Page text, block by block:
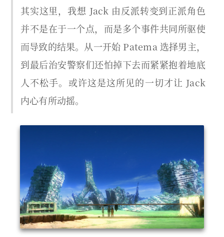
其实这里，我想 Jack 由反派转变到正派角色
并不是在于一个点，而是多个事件共同所驱使
而导致的结果。从一开始 Patema 选择男主，
到最后治安警察们还怕掉下去而紧紧抱着地底
人不松手。或许这是这所见的一切才让 Jack
内心有所动摇。